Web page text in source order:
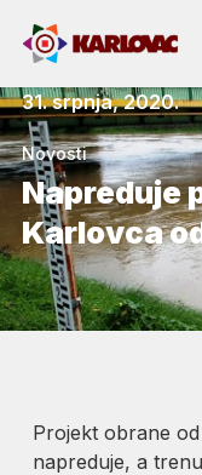
31. srpnja, 2020.
Novosti
Napreduje
Karlovca
Projekt obrane
napreduje, a